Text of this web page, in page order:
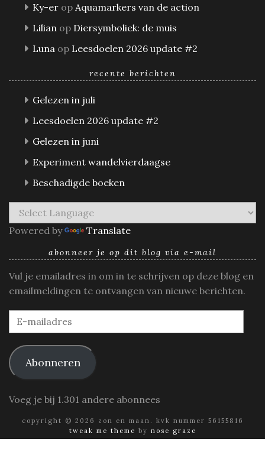
Ky-er op Aquamarkers van de action
Lilian op Diersymboliek: de muis
Luna op Leesdoelen 2026 update #2
recente berichten
Gelezen in juli
Leesdoelen 2026 update #2
Gelezen in juni
Experiment wandelvierdaagse
Beschadigde boeken
Powered by Translate
abonneer je op dit blog via e-mail
Vul je emailadres in om in te schrijven op deze blog en
emailmeldingen te ontvangen van nieuwe berichten.
E-
mailadres
Abonneren
Voeg je bij 1.301 andere abonnees
copyright © 2026 zon en maan. kvk nummer 56155816
tweak me theme by nose graze